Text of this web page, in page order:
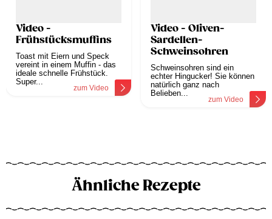
Video -
Frühstücksmuffins
Toast mit Eiern und Speck
vereint in einem Muffin - das
ideale schnelle Frühstück.
Super...
zum Video
Video - Oliven-
Sardellen-
Schweinsohren
Schweinsohren sind ein
echter Hingucker! Sie können
natürlich ganz nach
Belieben...
zum Video
Ähnliche Rezepte